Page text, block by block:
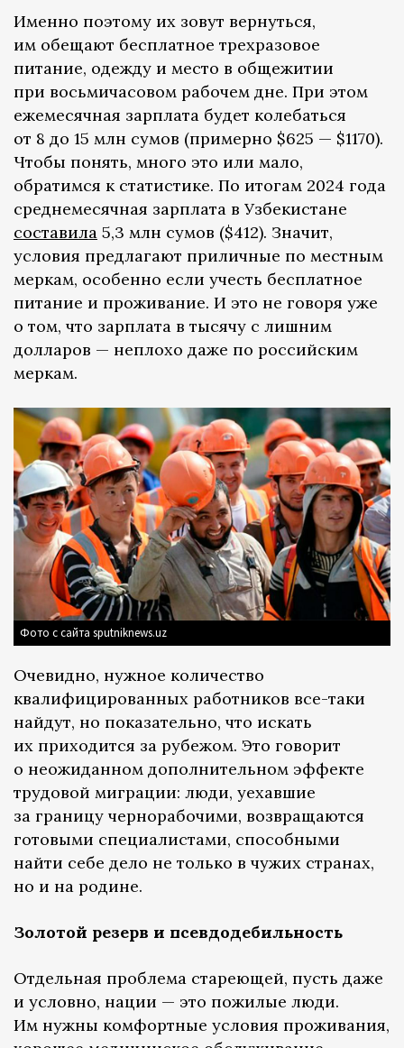
Именно поэтому их зовут вернуться,
им обещают бесплатное трехразовое
питание, одежду и место в общежитии
при восьмичасовом рабочем дне. При этом
ежемесячная зарплата будет колебаться
от 8 до 15 млн сумов (примерно $625 — $1170).
Чтобы понять, много это или мало,
обратимся к статистике. По итогам 2024 года
среднемесячная зарплата в Узбекистане
составила 5,3 млн сумов ($412). Значит,
условия предлагают приличные по местным
меркам, особенно если учесть бесплатное
питание и проживание. И это не говоря уже
о том, что зарплата в тысячу с лишним
долларов — неплохо даже по российским
меркам.
Фото с сайта sputniknews.uz
Очевидно, нужное количество
квалифицированных работников все-таки
найдут, но показательно, что искать
их приходится за рубежом. Это говорит
о неожиданном дополнительном эффекте
трудовой миграции: люди, уехавшие
за границу чернорабочими, возвращаются
готовыми специалистами, способными
найти себе дело не только в чужих странах,
но и на родине.
Золотой резерв и псевдодебильность
Отдельная проблема стареющей, пусть даже
и условно, нации — это пожилые люди.
Им нужны комфортные условия проживания,